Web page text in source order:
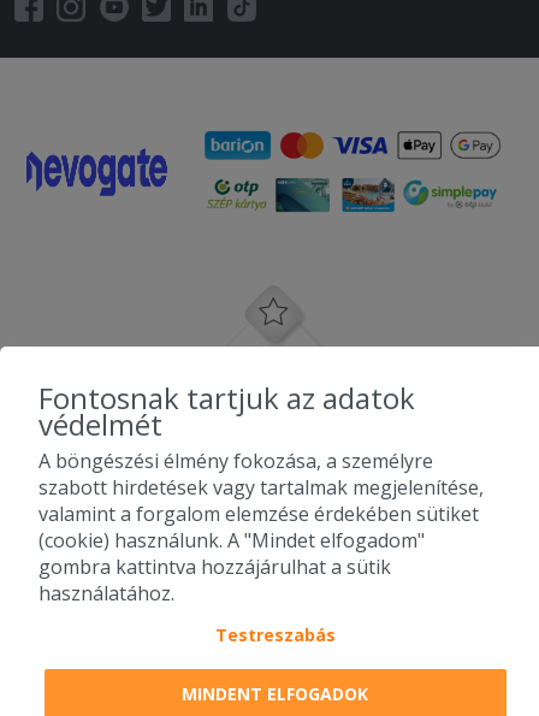
2010-2026 Copyright - Falatozz.hu - Diston-line Kft.
Fontosnak tartjuk az adatok
védelmét
A böngészési élmény fokozása, a személyre
szabott hirdetések vagy tartalmak megjelenítése,
valamint a forgalom elemzése érdekében sütiket
(cookie) használunk. A "Mindet elfogadom"
gombra kattintva hozzájárulhat a sütik
használatához.
Testreszabás
MINDENT ELFOGADOK